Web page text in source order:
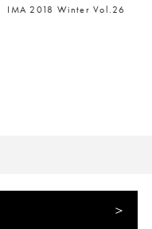
IMA 2018 Winter Vol.26